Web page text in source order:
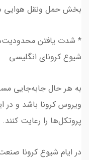
بخش حمل ونقل هوایی
* شدت یافتن
شیوع کرونای انگلیسی
به هر حال جابه‌جایی
ویروس کرونا باشد و
پروتکل‌ها را رعایت کنند.
در ایام شیوع کرونا